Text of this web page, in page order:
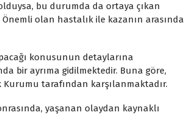
bu durumda da ortaya çıkan
olan hastalık ile kazanın arasında
konusunun detaylarına
bir ayrıma gidilmektedir. Buna göre,
tarafından karşılanmaktadır.
yaşanan olaydan kaynaklı